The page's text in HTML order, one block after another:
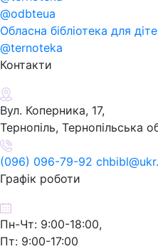
@odbteua
Обласна бібліотека для
@ternoteka
Контакти
Вул. Коперника, 17,
Тернопіль, Тернопільська
(096) 096-79-92
Графік роботи
Пн-Чт: 9:00-18:00,
Пт: 9:00-17:00